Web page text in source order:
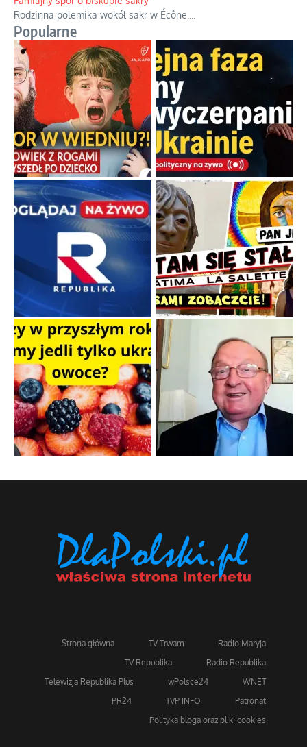
powstania nie zrobili, jest...
Familijny spór o biskupie sakry
Rodzinna polemika wokół sakr w Écône....
Popularne